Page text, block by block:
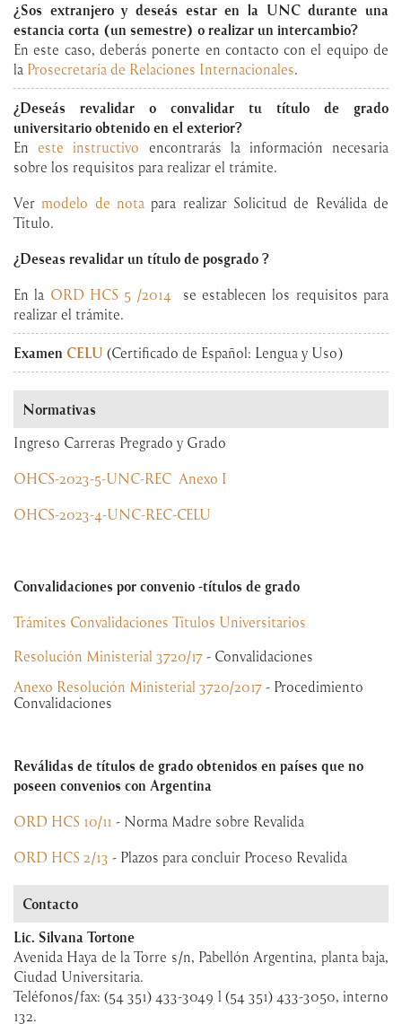
¿Sos extranjero y deseás estar en la UNC durante una
estancia corta (un semestre) o realizar un intercambio?
En este caso, deberás ponerte en contacto con el equipo de
la Prosecretaría de Relaciones Internacionales.
¿Deseás revalidar o convalidar tu título de grado
universitario obtenido en el exterior?
En este instructivo encontrarás la información necesaria
sobre los requisitos para realizar el trámite.
Ver modelo de nota para realizar Solicitud de Reválida de
Título.
¿Deseas revalidar un título de posgrado ?
En la ORD HCS 5 /2014 se establecen los requisitos para
realizar el trámite.
Examen CELU (Certificado de Español: Lengua y Uso)
Normativas
Ingreso Carreras Pregrado y Grado
OHCS-2023-5-UNC-REC Anexo I
OHCS-2023-4-UNC-REC-CELU
Convalidaciones por convenio -títulos de grado
Trámites Convalidaciones Títulos Universitarios
Resolución Ministerial 3720/17 - Convalidaciones
Anexo Resolución Ministerial 3720/2017 - Procedimiento
Convalidaciones
Reválidas de títulos de grado obtenidos en países que no
poseen convenios con Argentina
ORD HCS 10/11 - Norma Madre sobre Revalida
ORD HCS 2/13 - Plazos para concluir Proceso Revalida
Contacto
Lic. Silvana Tortone
Avenida Haya de la Torre s/n, Pabellón Argentina, planta baja,
Ciudad Universitaria.
Teléfonos/fax: (54 351) 433-3049 l (54 351) 433-3050, interno
132.